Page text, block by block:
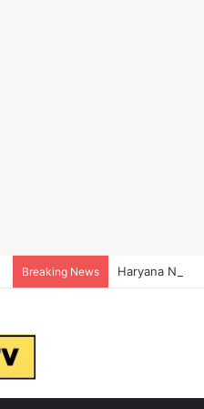
Breaking News Haryana News :